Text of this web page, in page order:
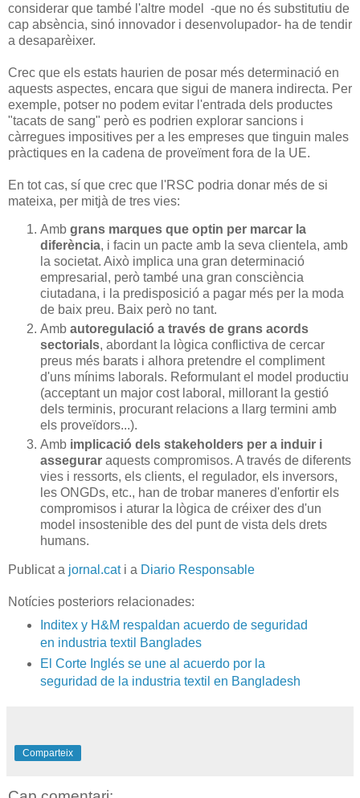
considerar que també l'altre model -que no és substitutiu de
cap absència, sinó innovador i desenvolupador- ha de tendir
a desaparèixer.
Crec que els estats haurien de posar més determinació en
aquests aspectes, encara que sigui de manera indirecta. Per
exemple, potser no podem evitar l'entrada dels productes
"tacats de sang" però es podrien explorar sancions i
càrregues impositives per a les empreses que tinguin males
pràctiques en la cadena de proveïment fora de la UE.
En tot cas, sí que crec que l'RSC podria donar més de si
mateixa, per mitjà de tres vies:
Amb grans marques que optin per marcar la
diferència, i facin un pacte amb la seva clientela, amb
la societat. Això implica una gran determinació
empresarial, però també una gran consciència
ciutadana, i la predisposició a pagar més per la moda
de baix preu. Baix però no tant.
Amb autoregulació a través de grans acords
sectorials, abordant la lògica conflictiva de cercar
preus més barats i alhora pretendre el compliment
d'uns mínims laborals. Reformulant el model productiu
(acceptant un major cost laboral, millorant la gestió
dels terminis, procurant relacions a llarg termini amb
els proveïdors...).
Amb implicació dels stakeholders per a induir i
assegurar aquests compromisos. A través de diferents
vies i ressorts, els clients, el regulador, els inversors,
les ONGDs, etc., han de trobar maneres d'enfortir els
compromisos i aturar la lògica de créixer des d'un
model insostenible des del punt de vista dels drets
humans.
Publicat a jornal.cati a Diario Responsable
Notícies posteriors relacionades:
Inditex y H&M respaldan acuerdo de seguridad
en industria textil Banglades
El Corte Inglés se une al acuerdo por la
seguridad de la industria textil en Bangladesh
Comparteix